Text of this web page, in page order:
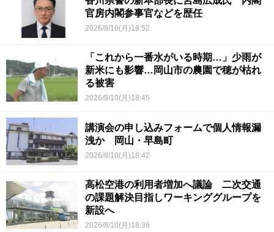
官房内閣参事官などを歴任
2026/8/10(月)18:52
「これから一番水がいる時期…」少雨が
新米にも影響…岡山市の農園で穂が枯れ
る被害
2026/8/10(月)18:45
講演会の申し込みフォームで個人情報漏
洩か 岡山・早島町
2026/8/10(月)18:42
高松空港の利用者増加へ議論 二次交通
の課題解決目指しワーキンググループを
新設へ
2026/8/10(月)18:36